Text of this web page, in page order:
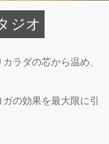
ジオ
ラダの芯から温め、
の効果を最大限に引